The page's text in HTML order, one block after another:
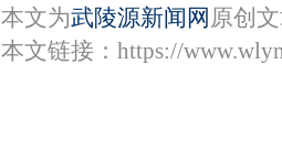
本文为武陵源新闻网 原创
本文链接： https://